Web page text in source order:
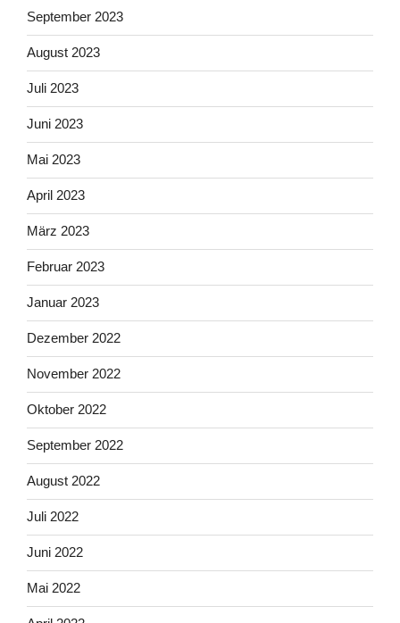
September 2023
August 2023
Juli 2023
Juni 2023
Mai 2023
April 2023
März 2023
Februar 2023
Januar 2023
Dezember 2022
November 2022
Oktober 2022
September 2022
August 2022
Juli 2022
Juni 2022
Mai 2022